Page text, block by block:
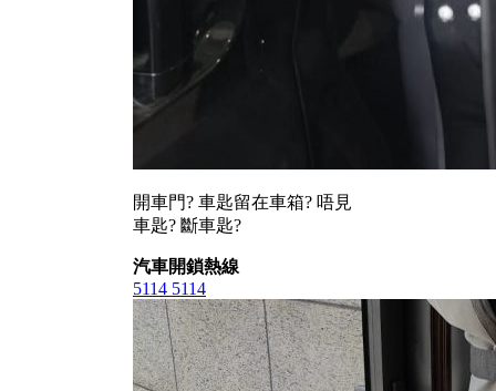
開車門? 車匙留在車箱? 唔見
車匙? 斷車匙?
汽車開鎖熱線
5114 5114